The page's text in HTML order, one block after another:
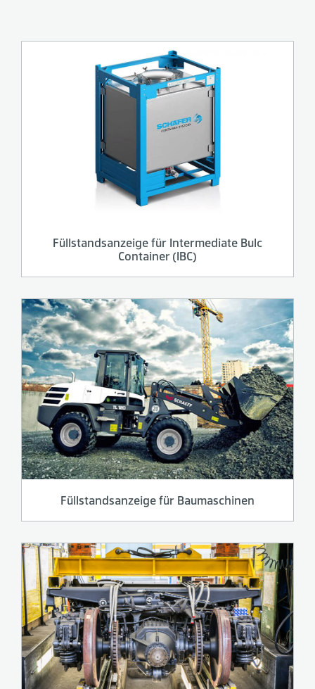
Füllstandsanzeige für Intermediate Bulc
Container (IBC)
Füllstandsanzeige für Baumaschinen